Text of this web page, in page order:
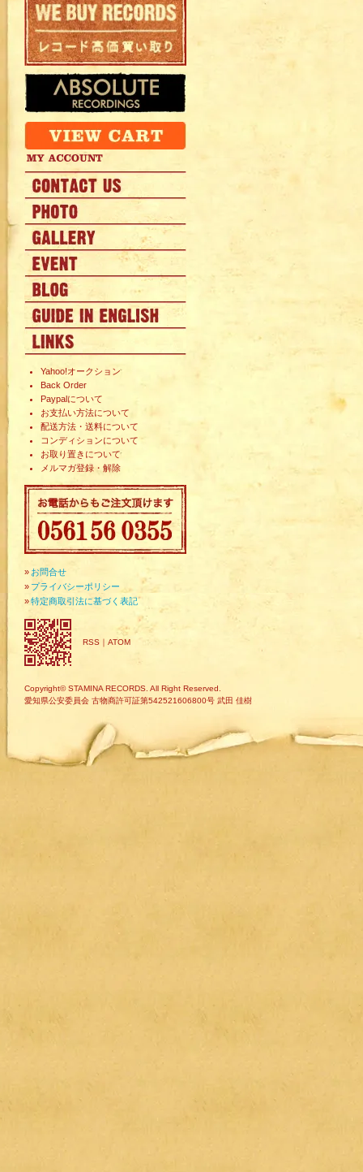
Yahoo!オークション
Back Order
Paypalについて
お支払い方法について
配送方法・送料について
コンディションについて
お取り置きについて
メルマガ登録・解除
» お問合せ
» プライバシーポリシー
»特定商取引法に基づく表記
RSS ｜ ATOM
Copyright© STAMINA RECORDS. All Right Reserved.
愛知県公安委員会 古物商許可証第542521606800号 武田 佳樹